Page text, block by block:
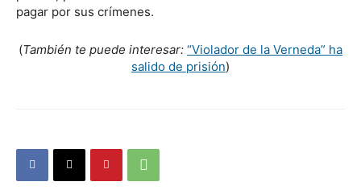
pagar por sus crímenes.
(También te puede interesar: “Violador de la Verneda” ha
salido de prisión)